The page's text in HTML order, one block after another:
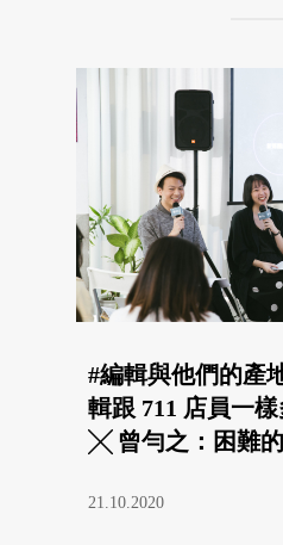
#編輯與他們的產
輯跟 711 店員一
╳ 曾勻之：困難
21.10.2020